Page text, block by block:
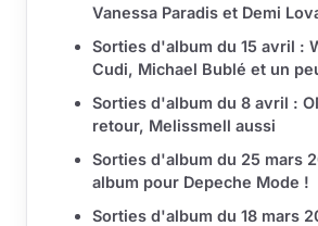
Vanessa Paradis et Demi
Sorties d'album du 15 avril :
Cudi, Michael Bublé et un
Sorties d'album du 8 avril :
retour, Melissmell aussi
Sorties d'album du 25 mars
album pour Depeche Mode !
Sorties d'album du 18 mars